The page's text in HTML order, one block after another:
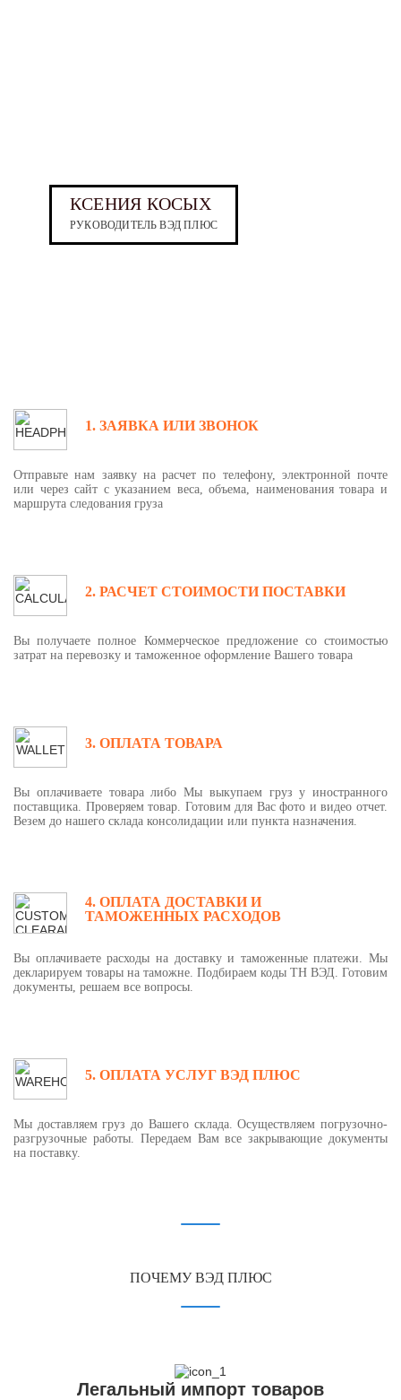
КСЕНИЯ КОСЫХ
РУКОВОДИТЕЛЬ ВЭД ПЛЮС
1. ЗАЯВКА ИЛИ ЗВОНОК
Отправьте нам заявку на расчет по телефону, электронной почте
или через сайт с указанием веса, объема, наименования товара и
маршрута следования груза
2. РАСЧЕТ СТОИМОСТИ ПОСТАВКИ
Вы получаете полное Коммерческое предложение со стоимостью
затрат на перевозку и таможенное оформление Вашего товара
3. ОПЛАТА ТОВАРА
Вы оплачиваете товара либо Мы выкупаем груз у иностранного
поставщика. Проверяем товар. Готовим для Вас фото и видео отчет.
Везем до нашего склада консолидации или пункта назначения.
4. ОПЛАТА ДОСТАВКИ И
ТАМОЖЕННЫХ РАСХОДОВ
Вы оплачиваете расходы на доставку и таможенные платежи. Мы
декларируем товары на таможне. Подбираем коды ТН ВЭД. Готовим
документы, решаем все вопросы.
5. ОПЛАТА УСЛУГ ВЭД ПЛЮС
Мы доставляем груз до Вашего склада. Осуществляем погрузочно-
разгрузочные работы. Передаем Вам все закрывающие документы
на поставку.
ПОЧЕМУ ВЭД ПЛЮС
Легальный импорт товаров